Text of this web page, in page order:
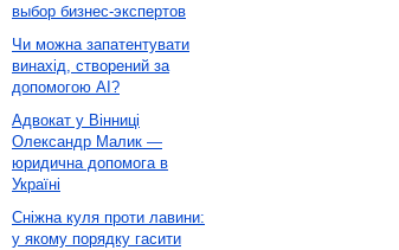
выбор бизнес-экспертов
Чи можна запатентувати
винахід, створений за
допомогою AI?
Адвокат у Вінниці
Олександр Малик —
юридична допомога в
Україні
Сніжна куля проти лавини:
у якому порядку гасити